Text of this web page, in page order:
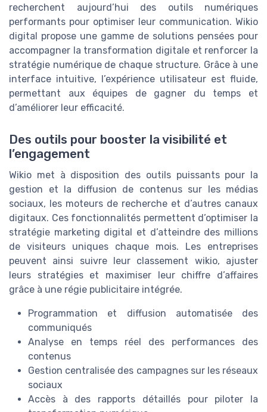
recherchent aujourd’hui des outils numériques
performants pour optimiser leur communication. Wikio
digital propose une gamme de solutions pensées pour
accompagner la transformation digitale et renforcer la
stratégie numérique de chaque structure. Grâce à une
interface intuitive, l’expérience utilisateur est fluide,
permettant aux équipes de gagner du temps et
d’améliorer leur efficacité.
Des outils pour booster la visibilité et
l’engagement
Wikio met à disposition des outils puissants pour la
gestion et la diffusion de contenus sur les médias
sociaux, les moteurs de recherche et d’autres canaux
digitaux. Ces fonctionnalités permettent d’optimiser la
stratégie marketing digital et d’atteindre des millions
de visiteurs uniques chaque mois. Les entreprises
peuvent ainsi suivre leur classement wikio, ajuster
leurs stratégies et maximiser leur chiffre d’affaires
grâce à une régie publicitaire intégrée.
Programmation et diffusion automatisée des
communiqués
Analyse en temps réel des performances des
contenus
Gestion centralisée des campagnes sur les réseaux
sociaux
Accès à des rapports détaillés pour piloter la